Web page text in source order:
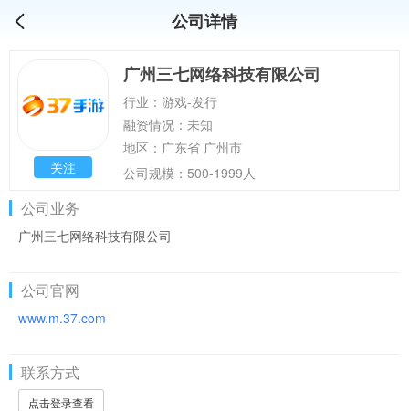
公司详情
关注
广州三七网络科技有限公司
行业：游戏-发行
融资情况：未知
地区：广东省 广州市
公司规模：500-1999人
公司业务
广州三七网络科技有限公司
公司官网
www.m.37.com
联系方式
点击登录查看